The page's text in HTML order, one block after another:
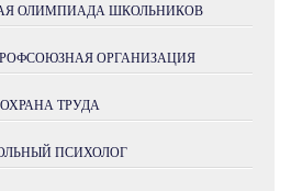
ОЛИМПИАДА ШКОЛЬНИКОВ
ОРГАНИЗАЦИЯ
ОХРАНА ТРУДА
ПСИХОЛОГ